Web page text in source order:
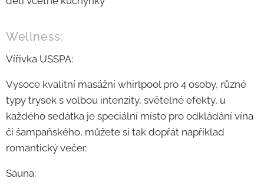
Wellness:
Vířivka USSPA:
Vysoce kvalitní masážní whirlpool pro 4 osoby, různé
typy trysek s volbou intenzity, světelné efekty, u
každého sedátka je speciální místo pro odkládání vína
či šampaňského, můžete si tak dopřát například
romantický večer.
Sauna: